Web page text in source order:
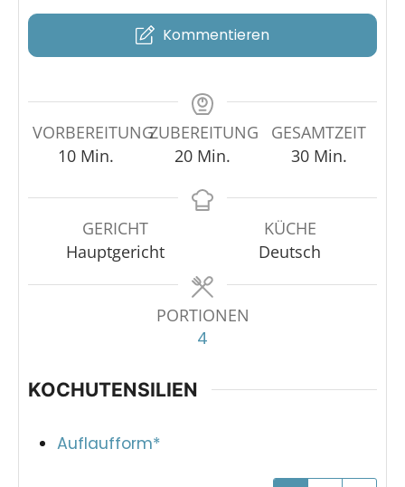
Kommentieren
VORBEREITUNG
10 Min.
ZUBEREITUNG
20 Min.
GESAMTZEIT
30 Min.
GERICHT
Hauptgericht
KÜCHE
Deutsch
PORTIONEN
4
KOCHUTENSILIEN
Auflaufform*